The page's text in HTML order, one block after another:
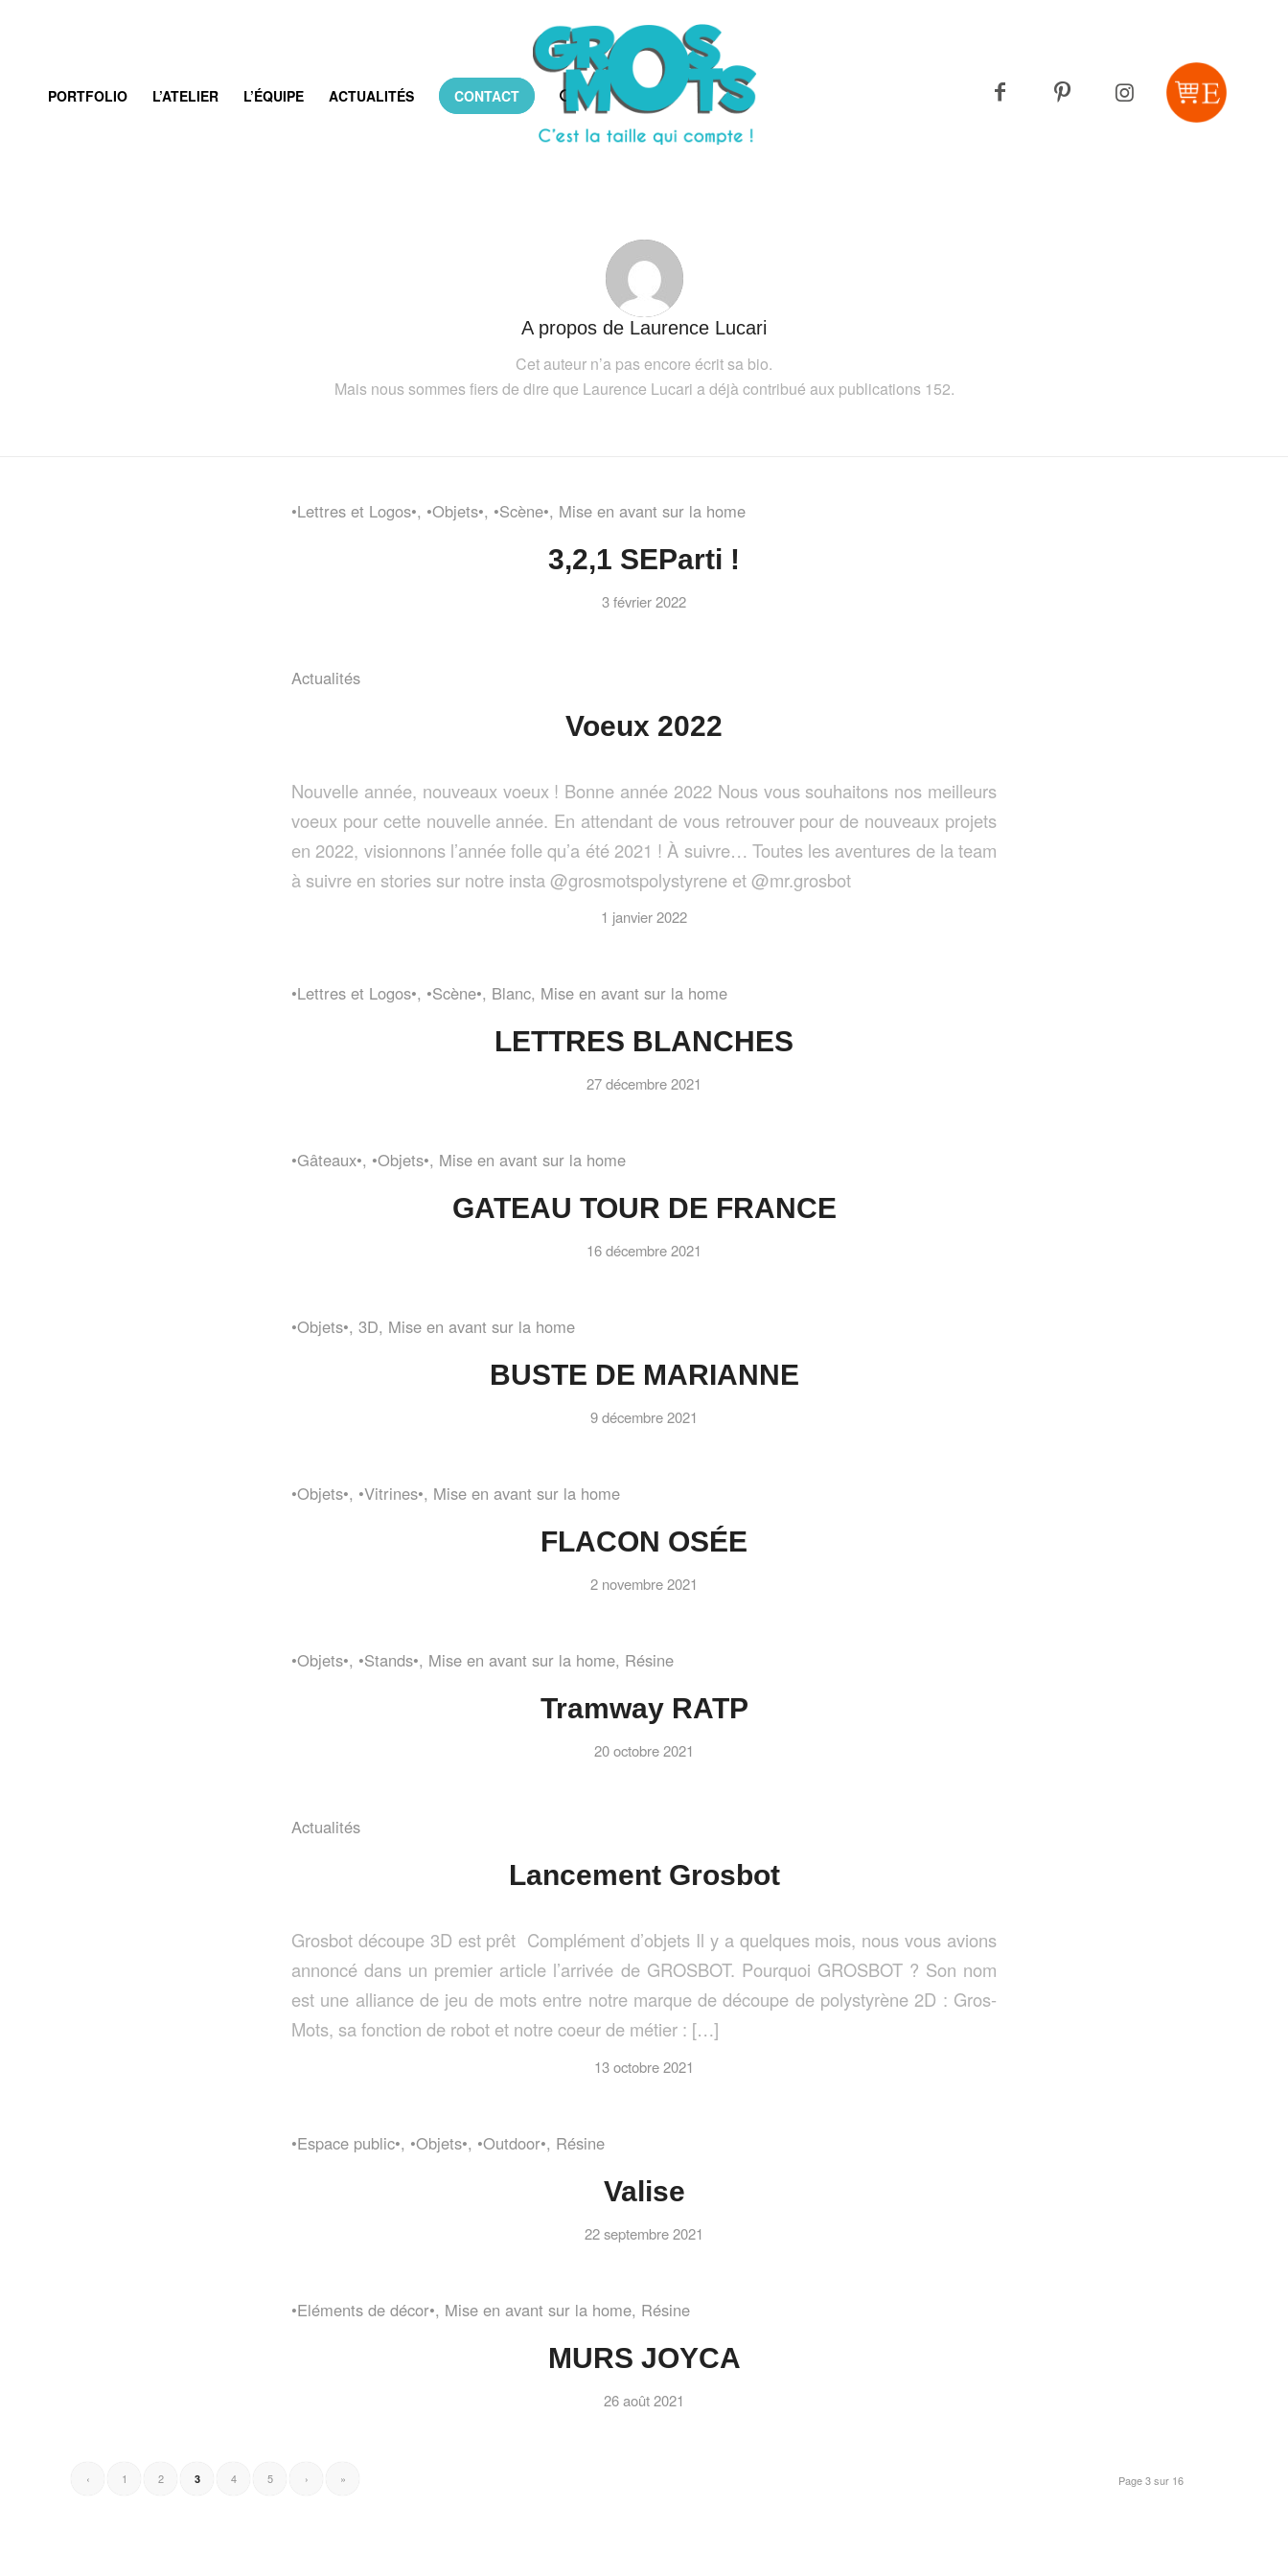
PORTFOLIO L’ATELIER L’ÉQUIPE ACTUALITÉS CONTACT
A propos de Laurence Lucari
Cet auteur n’a pas encore écrit sa bio.
Mais nous sommes fiers de dire que Laurence Lucari a déjà contribué aux publications 152.
•Lettres et Logos•, •Objets•, •Scène•, Mise en avant sur la home
3,2,1 SEParti !
3 février 2022
Actualités
Voeux 2022
Nouvelle année, nouveaux voeux ! Bonne année 2022 Nous vous souhaitons nos meilleurs
voeux pour cette nouvelle année. En attendant de vous retrouver pour de nouveaux projets
en 2022, visionnons l’année folle qu’a été 2021 ! À suivre… Toutes les aventures de la team
à suivre en stories sur notre insta @grosmotspolystyrene et @mr.grosbot
1 janvier 2022
•Lettres et Logos•, •Scène•, Blanc, Mise en avant sur la home
LETTRES BLANCHES
27 décembre 2021
•Gâteaux•, •Objets•, Mise en avant sur la home
GATEAU TOUR DE FRANCE
16 décembre 2021
•Objets•, 3D, Mise en avant sur la home
BUSTE DE MARIANNE
9 décembre 2021
•Objets•, •Vitrines•, Mise en avant sur la home
FLACON OSÉE
2 novembre 2021
•Objets•, •Stands•, Mise en avant sur la home, Résine
Tramway RATP
20 octobre 2021
Actualités
Lancement Grosbot
Grosbot découpe 3D est prêt Complément d’objets Il y a quelques mois, nous vous avions
annoncé dans un premier article l’arrivée de GROSBOT. Pourquoi GROSBOT ? Son nom
est une alliance de jeu de mots entre notre marque de découpe de polystyrène 2D : Gros-
Mots, sa fonction de robot et notre coeur de métier : […]
13 octobre 2021
•Espace public•, •Objets•, •Outdoor•, Résine
Valise
22 septembre 2021
•Eléments de décor•, Mise en avant sur la home, Résine
MURS JOYCA
26 août 2021
Page 3 sur 16
‹ 1 2 3 4 5 › »